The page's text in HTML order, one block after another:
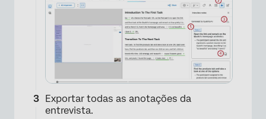
Exportar todas as anotações da
entrevista.